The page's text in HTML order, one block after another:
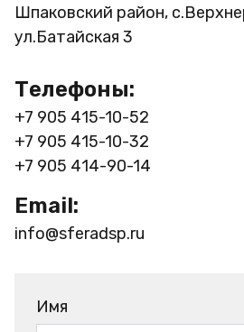
Шпаковский район,
ул.Батайская 3
Телефоны:
+7 905 415-10-52
+7 905 415-10-32
+7 905 414-90-14
Email:
info@sferadsp.ru
Имя